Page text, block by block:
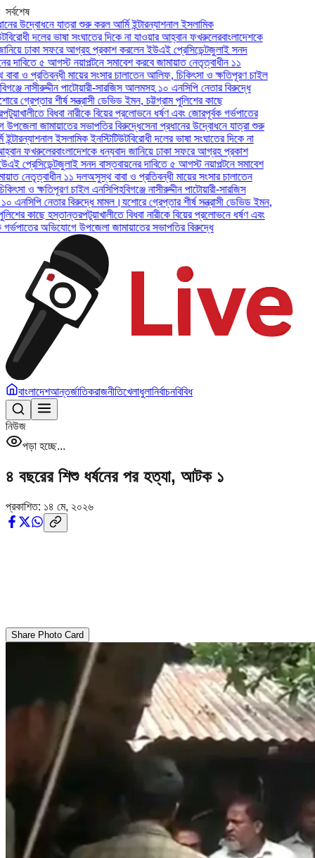
সর্বশেষ
যাত্রা শুরু করল আর্মি ইন্টারন্যাশনাল ইসলামিক
দলের ভাষা সংঘাতের দিকে না যাওয়ার আহ্বান ফখরুলেরবাংলাদেশকে
ঢাকা সফরে আগ্রহ প্রকাশ করলেন ইউএই প্রেসিডেন্টজুলাই সনদ
৫ আগস্ট নয়াপল্টনে সমাবেশ করবে জামায়াত নেতৃত্বাধীন ১১
প্রতিবন্ধী মায়ের সংসার চালাতেন আলিফ, চিকিৎসা ও ক্ষতিপূরণ চাইল
নাসীরুদ্দীন পাটোয়ারী-সারজিস আলমসহ ১০ এনসিপি নেতার বিরুদ্ধে
শীর্ষ সন্ত্রাসী ডেভিড ইমন, চট্টগ্রাম পুলিশের কাছে
বিধবা নারীকে বিয়ের প্রলোভনে ধর্ষণ এবং জোরপূর্বক গর্ভপাতের
জামায়াতের সভাপতির বিরুদ্ধেসেনা প্রধানের উদ্বোধনে যাত্রা শুরু
ইসলামিক ইনস্টিটিউটবিরোধী দলের ভাষা সংঘাতের দিকে না
ফখরুলেরবাংলাদেশকে ধন্যবাদ জানিয়ে ঢাকা সফরে আগ্রহ প্রকাশ
জুলাই সনদ বাস্তবায়নের দাবিতে ৫ আগস্ট নয়াপল্টনে সমাবেশ
১১ দলঅসুস্থ বাবা ও প্রতিবন্ধী মায়ের সংসার চালাতেন
ও ক্ষতিপূরণ চাইল এনসিপিহবিগঞ্জে নাসীরুদ্দীন পাটোয়ারী-সারজিস
নেতার বিরুদ্ধে মামল।যশোরে গ্রেপ্তার শীর্ষ সন্ত্রাসী ডেভিড ইমন,
কাছে হস্তান্তরপটুয়াখালীতে বিধবা নারীকে বিয়ের প্রলোভনে ধর্ষণ এবং
অভিযোগে উপজেলা জামায়াতের সভাপতির বিরুদ্ধে
বাংলাদেশআন্তর্জাতিকরাজনীতিখেলাধুলানির্বাচনবিবিধ
নিউজ
পড়া হচ্ছে...
৪ বছরের শিশু ধর্ষনের পর হত্যা, আটক ১
প্রকাশিত: ১৪ মে, ২০২৬
Share Photo Card